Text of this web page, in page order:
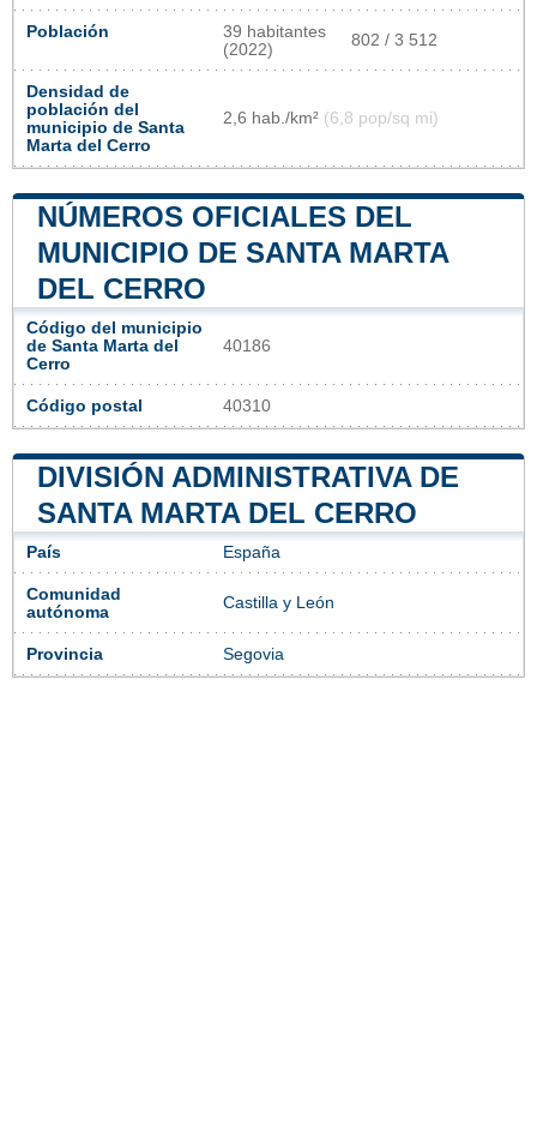
Población
39 habitantes
(2022)
802 / 3 512
Densidad de
población del
municipio de Santa
Marta del Cerro
2,6 hab./km² (6,8 pop/sq mi)
NÚMEROS OFICIALES DEL
MUNICIPIO DE SANTA MARTA
DEL CERRO
Código del municipio
de Santa Marta del
Cerro
40186
Código postal 40310
DIVISIÓN ADMINISTRATIVA DE
SANTA MARTA DEL CERRO
País España
Comunidad
autónoma
Castilla y León
Provincia Segovia